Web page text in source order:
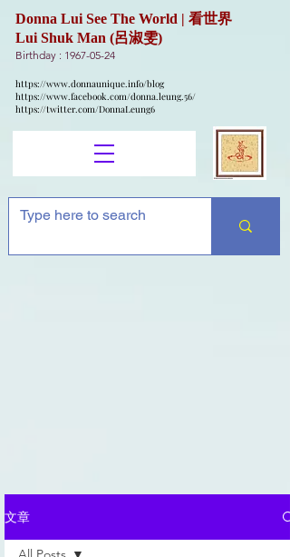
Donna Lui See The World | 看世界
Lui Shuk Man (呂淑雯)
Birthday : 1967-05-24
https://www.donnaunique.info/blog
https://www.facebook.com/donna.leung.56/
https://twitter.com/DonnaLeung6
文章